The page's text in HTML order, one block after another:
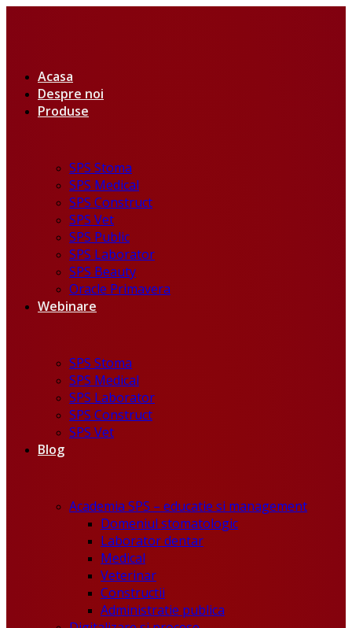
Acasa
Despre noi
Produse
SPS Stoma
SPS Medical
SPS Construct
SPS Vet
SPS Public
SPS Laborator
SPS Beauty
Oracle Primavera
Webinare
SPS Stoma
SPS Medical
SPS Laborator
SPS Construct
SPS Vet
Blog
Academia SPS – educatie si management
Domeniul stomatologic
Laborator dentar
Medical
Veterinar
Constructii
Administratie publica